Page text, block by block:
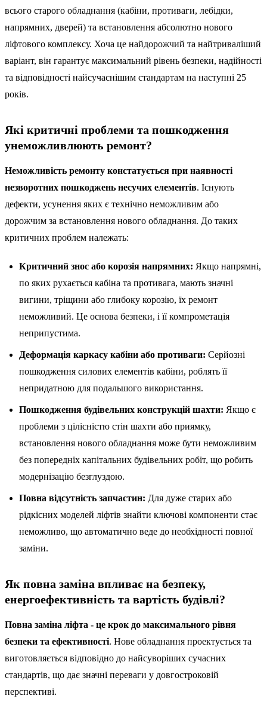
всього старого обладнання (кабіни, противаги, лебідки,
напрямних, дверей) та встановлення абсолютно нового
ліфтового комплексу. Хоча це найдорожчий та найтриваліший
варіант, він гарантує максимальний рівень безпеки, надійності
та відповідності найсучаснішим стандартам на наступні 25
років.
Які критичні проблеми та пошкодження
унеможливлюють ремонт?
Неможливість ремонту констатується при наявності
незворотних пошкоджень несучих елементів. Існують
дефекти, усунення яких є технічно неможливим або
дорожчим за встановлення нового обладнання. До таких
критичних проблем належать:
Критичний знос або корозія напрямних: Якщо напрямні,
по яких рухається кабіна та противага, мають значні
вигини, тріщини або глибоку корозію, їх ремонт
неможливий. Це основа безпеки, і її компрометація
неприпустима.
Деформація каркасу кабіни або противаги: Серйозні
пошкодження силових елементів кабіни, роблять її
непридатною для подальшого використання.
Пошкодження будівельних конструкцій шахти: Якщо є
проблеми з цілісністю стін шахти або приямку,
встановлення нового обладнання може бути неможливим
без попередніх капітальних будівельних робіт, що робить
модернізацію безглуздою.
Повна відсутність запчастин: Для дуже старих або
рідкісних моделей ліфтів знайти ключові компоненти стає
неможливо, що автоматично веде до необхідності повної
заміни.
Як повна заміна впливає на безпеку,
енергоефективність та вартість будівлі?
Повна заміна ліфта - це крок до максимального рівня
безпеки та ефективності. Нове обладнання проектується та
виготовляється відповідно до найсуворіших сучасних
стандартів, що дає значні переваги у довгостроковій
перспективі.